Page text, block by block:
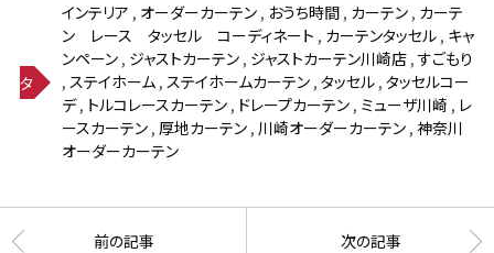
タ
インテリア , オーダーカーテン, おうち時間, カーテン, カーテ
ン レース タッセル コーディネート , カーテンタッセル, キャ
ンペーン, ジャストカーテン, ジャストカーテン川崎店,すごもり
, ステイホーム, ステイホームカーテン, タッセル, タッセルコー
デ, トルコレースカーテン, ドレープカーテン, ミューザ川崎 , レ
ースカーテン, 厚地カーテン, 川崎オーダーカーテン, 神奈川
オーダーカーテン
前の記事 次の記事